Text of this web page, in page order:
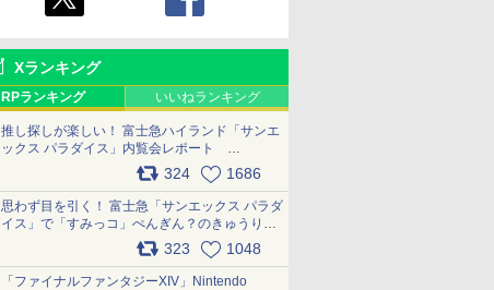
Xランキング
RPランキング いいねランキング
推し探しが楽しい！ 富士急ハイランド「サンエ
ックス パラダイス」内覧会レポート
324 1686
思わず目を引く！ 富士急「サンエックス パラダ
イス」で「すみっコ」ぺんぎん？のきゅうりド
ッグを食べてみた イラストそのままのメニュ
ー化に挑戦。これが意外にもおいしい
pic.x.com/Kgl04hZaeg
323 1048
「ファイナルファンタジーXIV」Nintendo